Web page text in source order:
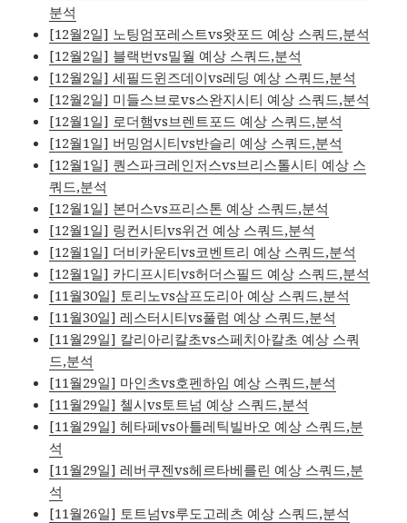
분석
[12월2일] 노팅엄포레스트vs왓포드 예상 스쿼드,분석
[12월2일] 블랙번vs밀월 예상 스쿼드,분석
[12월2일] 세필드윈즈데이vs레딩 예상 스쿼드,분석
[12월2일] 미들스브로vs스완지시티 예상 스쿼드,분석
[12월1일] 로더햄vs브렌트포드 예상 스쿼드,분석
[12월1일] 버밍엄시티vs반슬리 예상 스쿼드,분석
[12월1일] 퀀스파크레인저스vs브리스톨시티 예상 스
쿼드,분석
[12월1일] 본머스vs프리스톤 예상 스쿼드,분석
[12월1일] 링컨시티vs위건 예상 스쿼드,분석
[12월1일] 더비카운티vs코벤트리 예상 스쿼드,분석
[12월1일] 카디프시티vs허더스필드 예상 스쿼드,분석
[11월30일] 토리노vs삼프도리아 예상 스쿼드,분석
[11월30일] 레스터시티vs풀럼 예상 스쿼드,분석
[11월29일] 칼리아리칼초vs스페치아칼초 예상 스쿼
드,분석
[11월29일] 마인츠vs호펜하임 예상 스쿼드,분석
[11월29일] 첼시vs토트넘 예상 스쿼드,분석
[11월29일] 헤타페vs아틀레틱빌바오 예상 스쿼드,분
석
[11월29일] 레버쿠젠vs헤르타베를린 예상 스쿼드,분
석
[11월26일] 토트넘vs루도고레츠 예상 스쿼드,분석